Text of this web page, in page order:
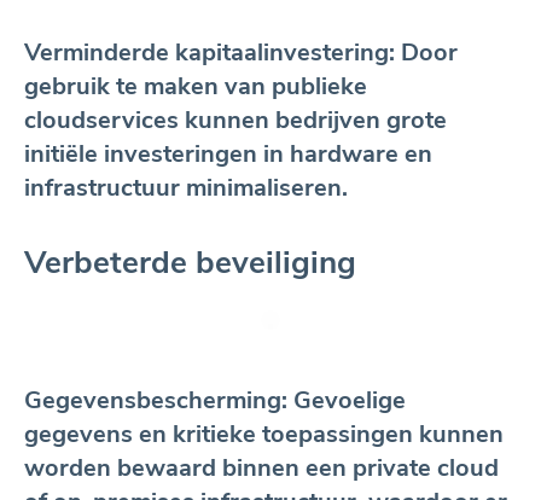
Verminderde kapitaalinvestering: Door
gebruik te maken van publieke
cloudservices kunnen bedrijven grote
initiële investeringen in hardware en
infrastructuur minimaliseren.
Verbeterde beveiliging
Gegevensbescherming: Gevoelige
gegevens en kritieke toepassingen kunnen
worden bewaard binnen een private cloud